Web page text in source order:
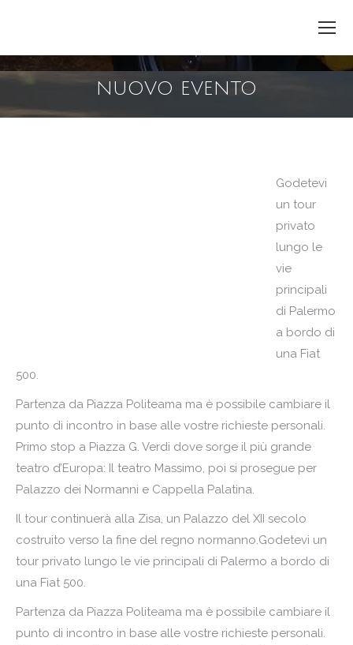
NUOVO EVENTO
Godetevi
un tour
privato
lungo le
vie
principali
di Palermo
a bordo di
una Fiat
500.
Partenza da Piazza Politeama ma è possibile cambiare il
punto di incontro in base alle vostre richieste personali.
Primo stop a Piazza G. Verdi dove sorge il più grande
teatro d’Europa: Il teatro Massimo, poi si prosegue per
Palazzo dei Normanni e Cappella Palatina.
Il tour continuerà alla Zisa, un Palazzo del XII secolo
costruito verso la fine del regno normanno.Godetevi un
tour privato lungo le vie principali di Palermo a bordo di
una Fiat 500.
Partenza da Piazza Politeama ma è possibile cambiare il
punto di incontro in base alle vostre richieste personali.